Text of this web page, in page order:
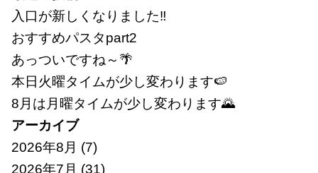
入口が新しくなりました‼
おすすめパスタpart2
あっついですね～🌴
本日火曜タイムが少し変わります🍉
8月は月曜タイムが少し変わります🌄
アーカイブ
2026年8月 (7)
2026年7月 (31)